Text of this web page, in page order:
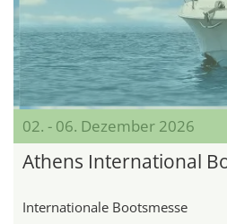
02. - 06. Dezember 2026
Athens International
Internationale Bootsmesse